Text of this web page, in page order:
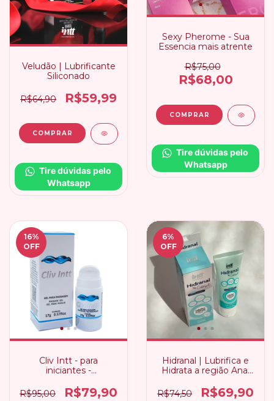
Veludão | Lubrificante
Siliconado
R$64,90 R$59,99
Tire dúvidas pelo
Whatsapp
Sexy Pherome - Sua
Essencia mais atrente
R$75,00
R$68,00
Tire dúvidas pelo
Whatsapp
16%
OFF
Cliv Intt - para
iniciantes -
R$95,00
R$79,90
6%
OFF
Hidranal | Lubrifica e
Hidrata a região Anal
R$74,50
R$69,90